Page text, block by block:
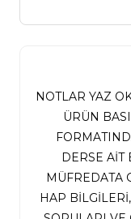
NOTLAR YAZ
ÜRÜN
DERSE AİT
MÜFREDATA
HAP